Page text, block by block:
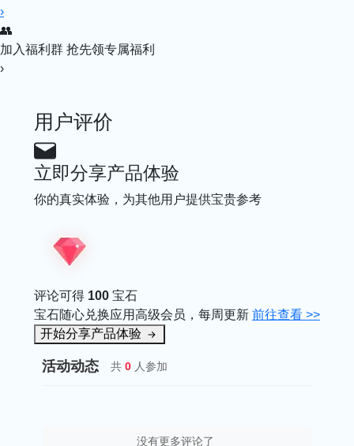
›
👥
加入福利群 抢先领专属福利
›
用户评价
立即分享产品体验
你的真实体验，为其他用户提供宝贵参考
评论可得 100 宝石
宝石随心兑换应用高级会员，每周更新 前往查看 >>
开始分享产品体验
活动动态 共 0 人参加
没有更多评论了